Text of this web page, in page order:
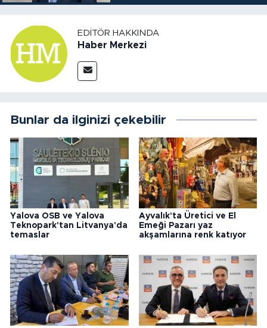
EDITÖR HAKKINDA
Haber Merkezi
Bunlar da ilginizi çekebilir
Yalova OSB ve Yalova
Teknopark'tan Litvanya'da
temaslar
Ayvalık'ta Üretici ve El
Emeği Pazarı yaz
akşamlarına renk katıyor